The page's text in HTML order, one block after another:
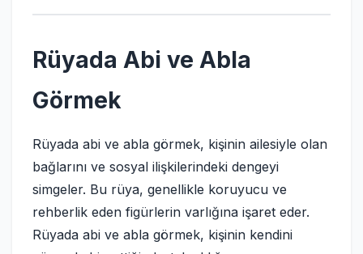
Rüyada Abi ve Abla
Görmek
Rüyada abi ve abla görmek, kişinin ailesiyle olan
bağlarını ve sosyal ilişkilerindeki dengeyi
simgeler. Bu rüya, genellikle koruyucu ve
rehberlik eden figürlerin varlığına işaret eder.
Rüyada abi ve abla görmek, kişinin kendini